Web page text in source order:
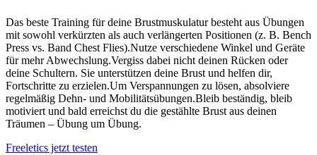
Das beste Training für deine Brustmuskulatur besteht aus Übungen
mit sowohl verkürzten als auch verlängerten Positionen (z. B. Bench
Press vs. Band Chest Flies).Nutze verschiedene Winkel und Geräte
für mehr Abwechslung.Vergiss dabei nicht deinen Rücken oder
deine Schultern. Sie unterstützen deine Brust und helfen dir,
Fortschritte zu erzielen.Um Verspannungen zu lösen, absolviere
regelmäßig Dehn- und Mobilitätsübungen.Bleib beständig, bleib
motiviert und bald erreichst du die gestählte Brust aus deinen
Träumen – Übung um Übung.
Freeletics jetzt testen